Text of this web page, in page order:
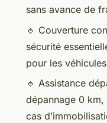
sans avance de
🔹 Couverture
sécurité
pour les
🔹 Assistance
dépannage 0
cas